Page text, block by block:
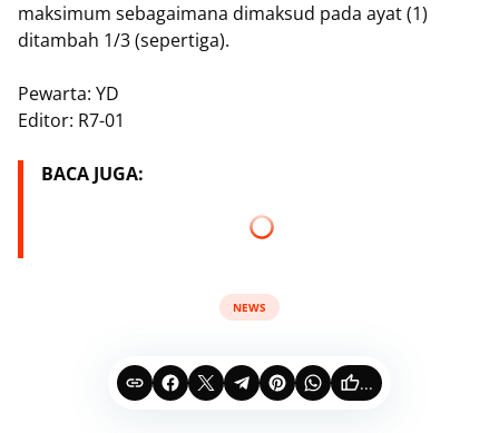
maksimum sebagaimana dimaksud pada ayat (1)
ditambah 1/3 (sepertiga).
Pewarta: YD
Editor: R7-01
BACA JUGA:
NEWS
...